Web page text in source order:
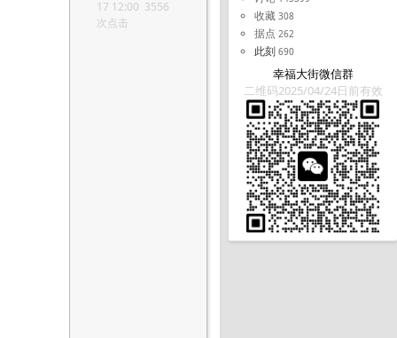
收藏 308
据点 262
此刻 690
幸福大街微信群
二维码2025/04/24日前有效
17 12:00 3556
次点击